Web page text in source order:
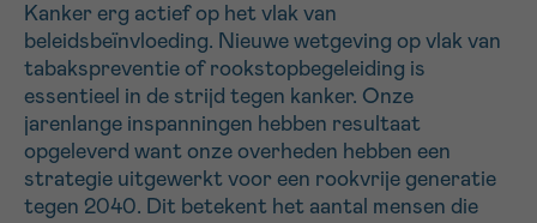
Kanker erg actief op het vlak van
beleidsbeïnvloeding. Nieuwe wetgeving op vlak van
tabakspreventie of rookstopbegeleiding is
essentieel in de strijd tegen kanker. Onze
jarenlange inspanningen hebben resultaat
opgeleverd want onze overheden hebben een
strategie uitgewerkt voor een rookvrije generatie
tegen 2040. Dit betekent het aantal mensen die
Ik wil graag opgebeld worden
Meer weten over Kankerinfo
NAAM
VOORNAAM
11h-13h
16h-18h
Verder